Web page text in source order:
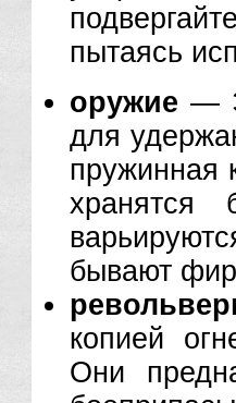
пытаясь
оружие —
для
пружинная
хранятся
бывают
копией
Они